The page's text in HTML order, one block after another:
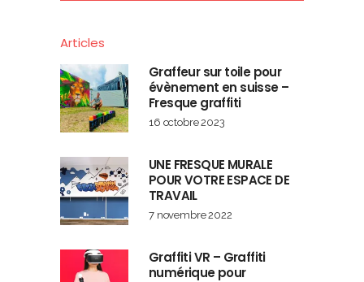
Articles
Graffeur sur toile pour
évènement en suisse –
Fresque graffiti
16 octobre 2023
UNE FRESQUE MURALE
POUR VOTRE ESPACE DE
TRAVAIL
7 novembre 2022
Graffiti VR – Graffiti
numérique pour